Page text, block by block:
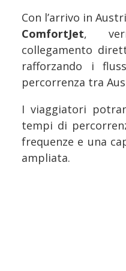
Con l’arrivo in
ComfortJet,
collegamento
rafforzando i
percorrenza tra
I viaggiatori
tempi di
frequenze e una
ampliata.